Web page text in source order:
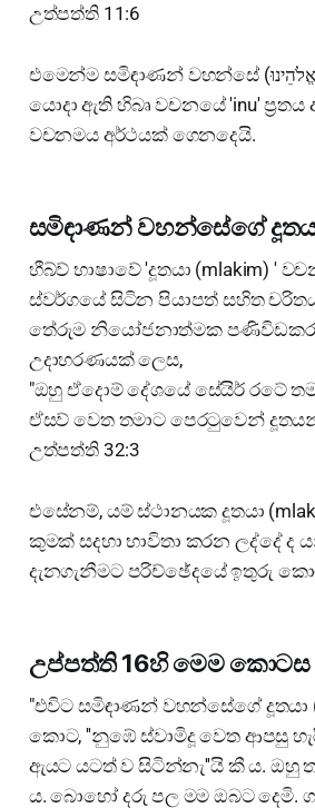
උත්පත්ති 11:6
එමෙන්ම සමිඳාණන් වහන්සේ (אֱלֹהֵינוּ: aleinu) සදහා
යොදා ඇති හිබෘ වචනයේ 'inu' ප්‍රතය
වචනමය අර්ථයක් ගෙනදෙයි.
සමිඳාණන් වහන්සේගේ
හීබ්ව් භාෂාවේ 'දූතයා (mlakim) '
ස්වර්ගයේ සිටින පියාපත් සහිත
තේරුම නියෝජනාත්මක
උදාහරණයක් ලෙස,
"ඔහු ඒදොම් දේශයේ සේයිර් රටේ
ඒසව් වෙත තමාට පෙරටුවෙන් දූතයන්
උත්පත්ති 32:3
එසේනම්, යම් ස්ථානයක දූතයා
කුමක් සදහා භාවිතා කරන ලද්දේ ද
දැනගැනීමට පරිච්ඡේදයේ ඉතුරු
උප්පත්ති 16හි මෙම කොටස
"එවිට සමිඳාණන් වහන්සේගේ දූතයා
කොට, ''නුඹේ ස්වාමිදූ වෙත ආපසු
ඇයට යටත් ව සිටින්නැ''යි කී ය. ඔහු
ය. බොහෝ දරු පල මම ඔබට